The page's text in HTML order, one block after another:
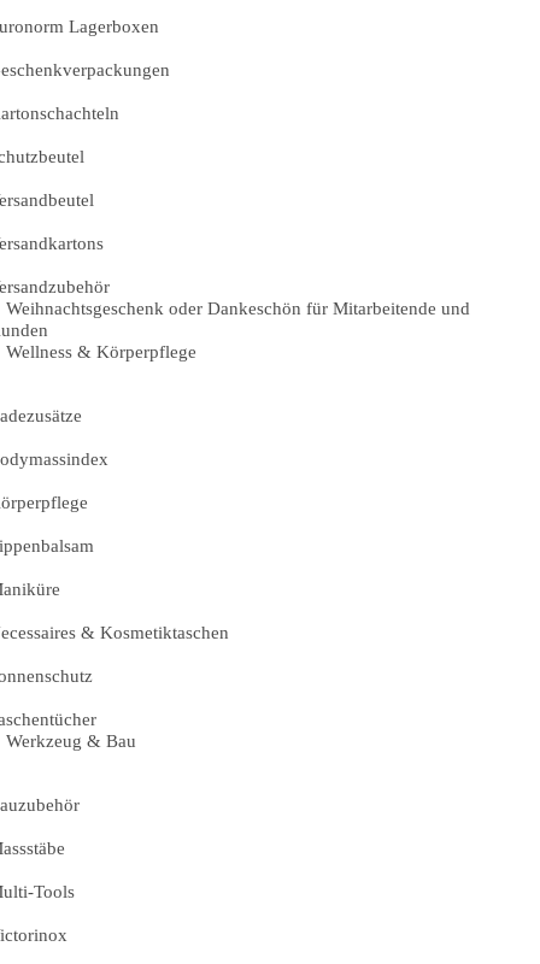
Lagerboxen
Weihnachtsgeschenk oder Dankeschön für Mitarbeitende und
Wellness & Körperpflege
& Kosmetiktaschen
Werkzeug & Bau
Tools